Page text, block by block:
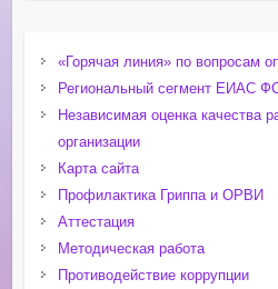
«Горячая линия» по вопросам
Региональный сегмент ЕИАС
Независимая оценка качества
организации
Карта сайта
Профилактика Гриппа и ОРВИ
Аттестация
Методическая работа
Противодействие коррупции